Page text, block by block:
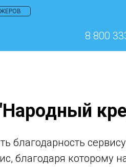
8 800
благодарность
благодаря которому